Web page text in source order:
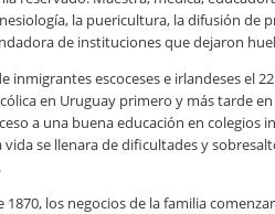
la puericultura, la difusión de
de instituciones que dejaron
inmigrantes escoceses e irlandeses el
en Uruguay primero y más tarde
a una buena educación en colegios
se llenara de dificultades y
los negocios de la familia